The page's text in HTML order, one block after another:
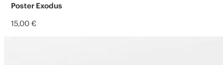
Poster Exodus
15,00 €